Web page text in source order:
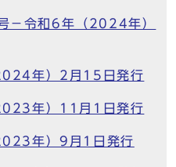
令和6年（2024年）
年）2月15日発行
年）11月1日発行
年）9月1日発行